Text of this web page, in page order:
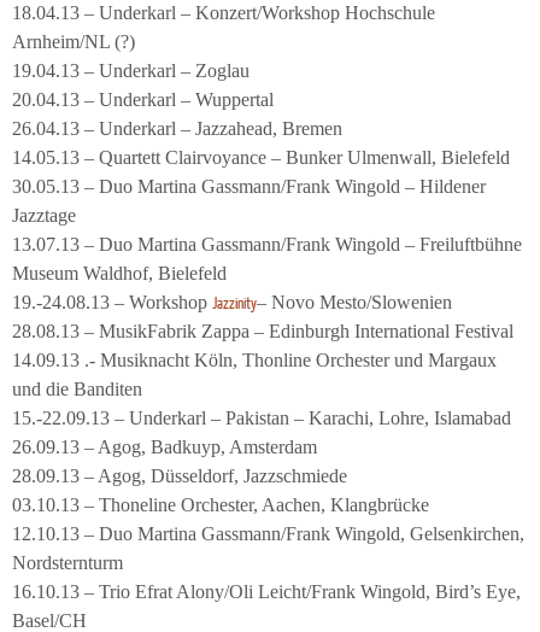
18.04.13 – Underkarl – Konzert/Workshop Hochschule
Arnheim/NL (?)
19.04.13 – Underkarl – Zoglau
20.04.13 – Underkarl – Wuppertal
26.04.13 – Underkarl – Jazzahead, Bremen
14.05.13 – Quartett Clairvoyance – Bunker Ulmenwall, Bielefeld
30.05.13 – Duo Martina Gassmann/Frank Wingold – Hildener
Jazztage
13.07.13 – Duo Martina Gassmann/Frank Wingold – Freiluftbühne
Museum Waldhof, Bielefeld
19.-24.08.13 – Workshop Jazzinity– Novo Mesto/Slowenien
28.08.13 – MusikFabrik Zappa – Edinburgh International Festival
14.09.13 .- Musiknacht Köln, Thonline Orchester und Margaux
und die Banditen
15.-22.09.13 – Underkarl – Pakistan – Karachi, Lohre, Islamabad
26.09.13 – Agog, Badkuyp, Amsterdam
28.09.13 – Agog, Düsseldorf, Jazzschmiede
03.10.13 – Thoneline Orchester, Aachen, Klangbrücke
12.10.13 – Duo Martina Gassmann/Frank Wingold, Gelsenkirchen,
Nordsternturm
16.10.13 – Trio Efrat Alony/Oli Leicht/Frank Wingold, Bird’s Eye,
Basel/CH